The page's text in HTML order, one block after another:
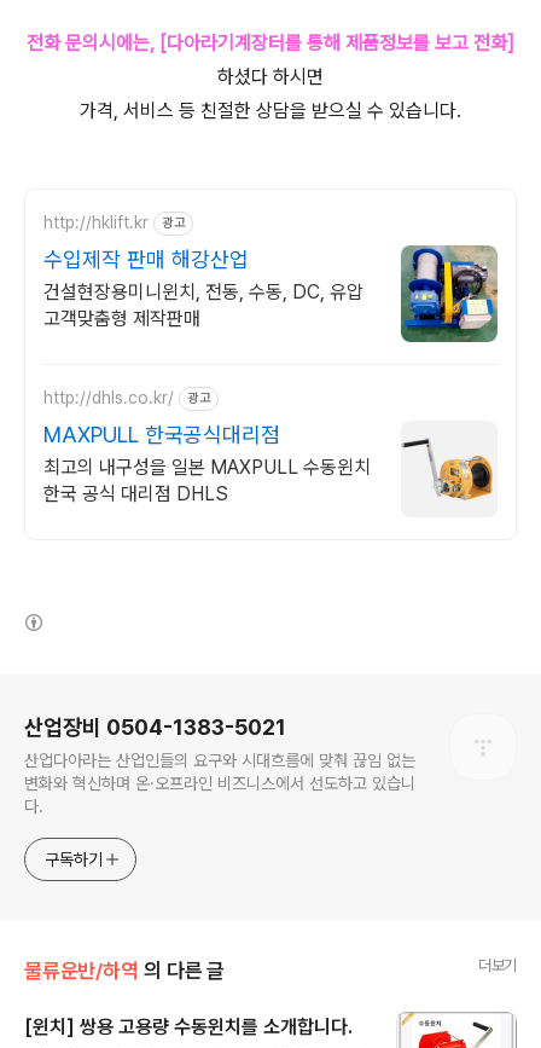
전화 문의시에는, [다아라기계장터를 통해 제품정보를 보고 전화]
하셨다 하시면
가격, 서비스 등 친절한 상담을 받으실 수 있습니다.
http://hklift.kr 광고
수입제작 판매 해강산업
건설현장용미니윈치, 전동, 수동, DC, 유압
고객맞춤형 제작판매
http://dhls.co.kr/ 광고
MAXPULL 한국공식대리점
최고의 내구성을 일본 MAXPULL 수동윈치
한국 공식 대리점 DHLS
산업장비 0504-1383-5021
산업다아라는 산업인들의 요구와 시대흐름에 맞춰 끊임 없는
변화와 혁신하며 온·오프라인 비즈니스에서 선도하고 있습니
다.
구독하기
물류운반/하역 의 다른 글 더보기
[윈치] 쌍용 고용량 수동윈치를 소개합니다.